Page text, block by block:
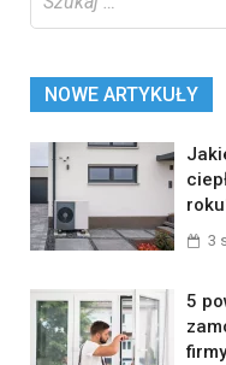
NOWE ARTYKUŁY
3
5
firmy